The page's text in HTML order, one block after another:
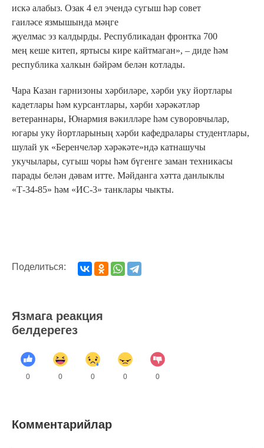
искә алабыз. Озак 4 ел эчендә сугыш һәр совет
гаиләсе язмышында мәңге
җуелмас эз калдырды. Республикадан фронтка 700
мең кеше китеп, яртысы кире кайтмаган», – диде һәм
республика халкын бәйрәм белән котлады.
Чара Казан гарнизоны хәрбиләре, хәрби уку йортлары
кадетлары һәм курсантлары, хәрби хәрәкәтләр
ветераннары, Юнармия вәкилләре һәм суворовчылар,
югары уку йортларының хәрби кафедралары студентлары,
шулай ук «Беренчеләр хәрәкәте»ндә катнашучы
укучылары, сугыш чоры һәм бүгенге заман техникасы
парады белән дәвам итте. Мәйданга хәтта данлыклы
«Т-34-85» һәм «ИС-3» танклары чыкты.
Поделиться:
Язмага реакция
белдерегез
0 0 0 0 0
Комментарийлар